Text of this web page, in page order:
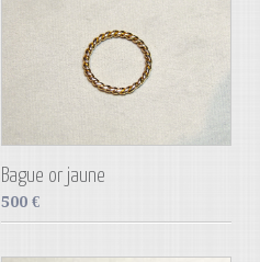
Bague or jaune
500 €